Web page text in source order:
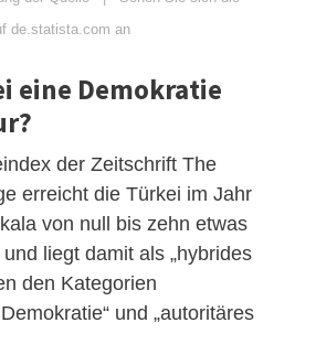
de.statista.com an
eine Demokratie
der Zeitschrift The
erreicht die Türkei im Jahr
von null bis zehn etwas
liegt damit als „hybrides
den Kategorien
und „autoritäres